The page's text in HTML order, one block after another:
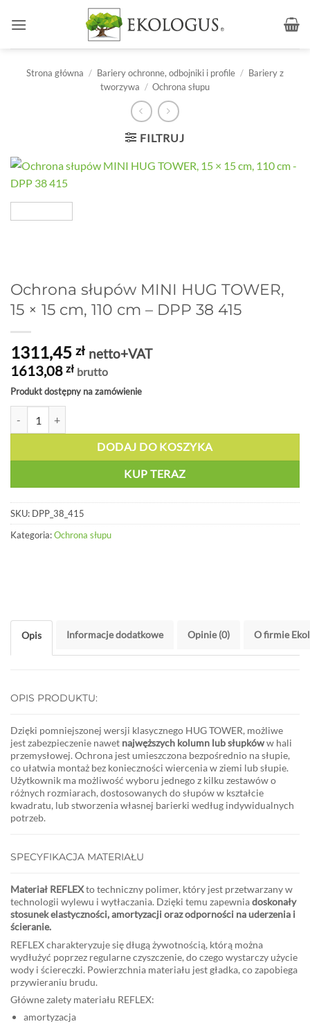
Strona główna / Bariery ochronne, odbojniki i profile / Bariery z
tworzywa / Ochrona słupu
FILTRUJ
Ochrona słupów MINI HUG TOWER,
15 × 15 cm, 110 cm – DPP 38 415
1311,45 zł netto+VAT
1613,08 zł brutto
Produkt dostępny na zamówienie
DODAJ DO KOSZYKA
KUP TERAZ
SKU: DPP_38_415
Kategoria:Ochrona słupu
Opis Informacje dodatkowe Opinie (0) O firmie
OPIS PRODUKTU:
Dzięki pomniejszonej wersji klasycznego HUG TOWER, możliwe
jest zabezpieczenie nawet najwęższych kolumn lub słupkóww hali
przemysłowej. Ochrona jest umieszczona bezpośrednio na słupie,
co ułatwia montaż bez konieczności wiercenia w ziemi lub słupie.
Użytkownik ma możliwość wyboru jednego z kilku zestawów o
różnych rozmiarach, dostosowanych do słupów w kształcie
kwadratu, lub stworzenia własnej barierki według indywidualnych
potrzeb.
SPECYFIKACJA MATERIAŁU
Materiał REFLEXto techniczny polimer, który jest przetwarzany w
technologii wylewu i wytłaczania. Dzięki temu zapewniadoskonały
stosunek elastyczności, amortyzacji oraz odporności na uderzenia i
ścieranie.
REFLEX charakteryzuje się długą żywotnością, którą można
wydłużyć poprzez regularne czyszczenie, do czego wystarczy użycie
wody i ściereczki. Powierzchnia materiału jest gładka, co zapobiega
przywieraniu brudu.
Główne zalety materiału REFLEX:
amortyzacja